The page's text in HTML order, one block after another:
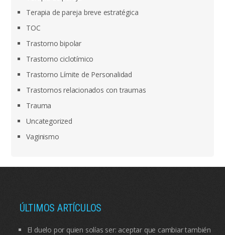
Terapia de pareja breve estratégica
TOC
Trastorno bipolar
Trastorno ciclotímico
Trastorno Límite de Personalidad
Trastornos relacionados con traumas
Trauma
Uncategorized
Vaginismo
ÚLTIMOS ARTÍCULOS
El duelo por quien solías ser: aceptar que cambiar también